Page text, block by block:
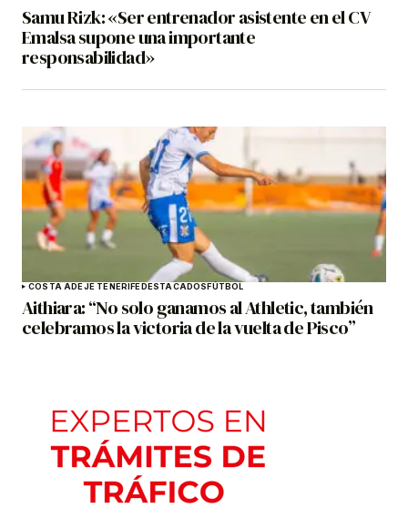
Samu Rizk: «Ser entrenador asistente en el CV
Emalsa supone una importante
responsabilidad»
COSTA ADEJE TENERIFEDESTACADOSFÚTBOL
Aithiara: “No solo ganamos al Athletic, también
celebramos la victoria de la vuelta de Pisco”